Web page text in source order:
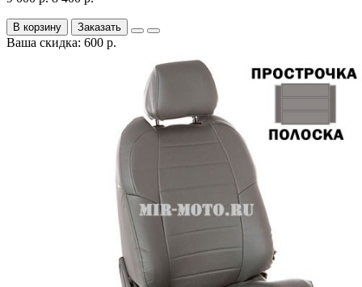
В корзину Заказать
Ваша скидка: 600 р.